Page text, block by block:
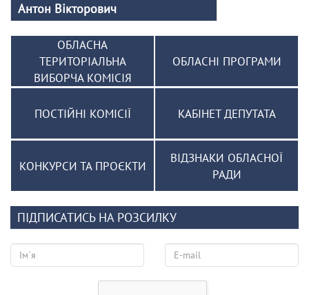
Антон Вікторович
ОБЛАСНА
ТЕРИТОРІАЛЬНА
ВИБОРЧА КОМІСІЯ
ОБЛАСНІ ПРОГРАМИ
ПОСТІЙНІ КОМІСІЇ КАБІНЕТ ДЕПУТАТА
КОНКУРСИ ТА ПРОЄКТИ
ВІДЗНАКИ ОБЛАСНОЇ
РАДИ
ПІДПИСАТИСЬ НА РОЗСИЛКУ